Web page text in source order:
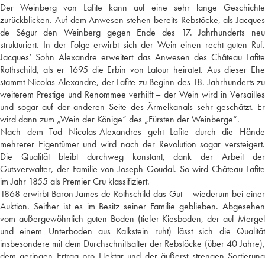
Der Weinberg von Lafite kann auf eine sehr lange Geschichte
zurückblicken. Auf dem Anwesen stehen bereits Rebstöcke, als Jacques
de Ségur den Weinberg gegen Ende des 17. Jahrhunderts neu
strukturiert. In der Folge erwirbt sich der Wein einen recht guten Ruf.
Jacques‘ Sohn Alexandre erweitert das Anwesen des Château Lafite
Rothschild, als er 1695 die Erbin von Latour heiratet. Aus dieser Ehe
stammt Nicolas-Alexandre, der Lafite zu Beginn des 18. Jahrhunderts zu
weiterem Prestige und Renommee verhilft – der Wein wird in Versailles
und sogar auf der anderen Seite des Ärmelkanals sehr geschätzt. Er
wird dann zum „Wein der Könige“ des „Fürsten der Weinberge“.
Nach dem Tod Nicolas-Alexandres geht Lafite durch die Hände
mehrerer Eigentümer und wird nach der Revolution sogar versteigert.
Die Qualität bleibt durchweg konstant, dank der Arbeit der
Gutsverwalter, der Familie von Joseph Goudal. So wird Château Lafite
im Jahr 1855 als Premier Cru klassifiziert.
1868 erwirbt Baron James de Rothschild das Gut – wiederum bei einer
Auktion. Seither ist es im Besitz seiner Familie geblieben. Abgesehen
vom außergewöhnlich guten Boden (tiefer Kiesboden, der auf Mergel
und einem Unterboden aus Kalkstein ruht) lässt sich die Qualität
insbesondere mit dem Durchschnittsalter der Rebstöcke (über 40 Jahre),